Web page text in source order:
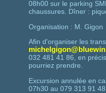
08h00 sur le parking
chaussures. Dîner :
Organisation : M. Gigon
Afin d'organiser les
032 481 41 86, en
pourriez prendre.
Excursion annulée en
07h30 au 079 313 91 48